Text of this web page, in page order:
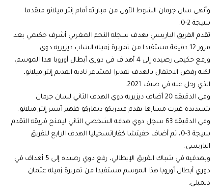
وأنهى سان جرمان الشوط الأول من مباراته أمام إنتر ميلانو متقدما
بنتيجة 2-0.
تقدم الفريق الباريسي بهدف سجله النجم المغربي أشرف حكيمي بعد
مرور 12 دقيقة مستفيدا من تمريرة زميله الشاب ديزيريه دوي.
ورفع حكيمي رصيده إلى 4 أهداف في دوري أبطال أوروبا هذا الموسم،
لكنه رفض الاحتفال بالهدف تقديرا لمشاعر ناديه القديم إنتر ميلانو،
الذي رحل عنه في صيف 2021.
وفي الدقيقة 20 أضاف ديزيريه دوي الهدف الثاني لسان جرمان
بتسديدة غيرت مسارها بقدم فيدريكو ديماركو ظهير أيسر إنتر ميلانو.
وفي الدقيقة 63 سجل دوي هدفه الشخصي الثاني ليمنح فريقه التقدم
بنتيجة 3-0، ثم أضاف خفيتشا كفاراتسخيليا الهدف الرابع للفريق
الباريسي.
وبهدفيه في شباك الفريق الإيطالي، رفع دوي رصيده إلى 5 أهداف في
دوري أبطال أوروبا هذا الموسم مستفيدا من تمريرة زميله عثمان
ديمبلي.